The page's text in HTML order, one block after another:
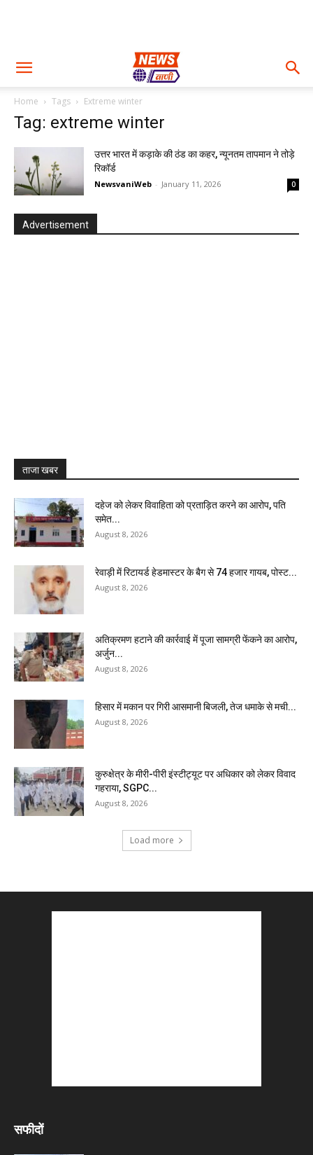
Home Tags Extreme winter
Tag: extreme winter
उत्तर भारत में कड़ाके की ठंड का कहर, न्यूनतम तापमान ने तोड़े
रिकॉर्ड
NewsvaniWeb - January 11, 2026 0
Advertisement
ताजा खबर
दहेज को लेकर विवाहिता को प्रताड़ित करने का आरोप, पति
समेत...
August 8, 2026
रेवाड़ी में रिटायर्ड हेडमास्टर के बैग से ₹74 हजार गायब, पोस्ट...
August 8, 2026
अतिक्रमण हटाने की कार्रवाई में पूजा सामग्री फेंकने का आरोप,
अर्जुन...
August 8, 2026
हिसार में मकान पर गिरी आसमानी बिजली, तेज धमाके से मची...
August 8, 2026
कुरुक्षेत्र के मीरी-पीरी इंस्टीट्यूट पर अधिकार को लेकर विवाद
गहराया, SGPC...
August 8, 2026
Load more
सफीदों